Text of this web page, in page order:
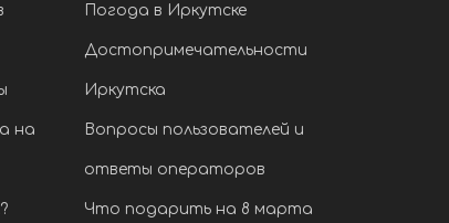
на
Погода в Иркутске
Достопримечательности
Иркутска
Вопросы пользователей и
ответы операторов
Что подарить на 8 марта